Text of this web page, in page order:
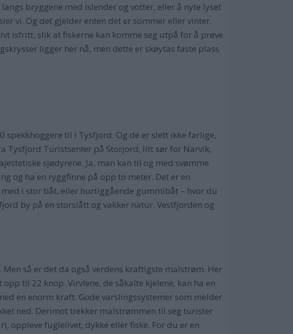
bryggene med islender og votter, eller å nyte lyset
vi. Og det gjelder enten det er sommer eller vinter.
isfritt, slik at fiskerne kan komme seg utpå for å prøve
ligger her nå, men dette er skøytas faste plass
spekkhoggere til i Tysfjord. Og de er slett ikke farlige,
Tysfjord Turistsenter på Storjord, litt sør for Narvik,
sjødyrene. Ja, man kan til og med svømme
og ha en ryggfinne på opp to meter. Det er en
i stor båt, eller hurtiggående gummibåt – hvor du
by på en storslått og vakker natur. Vestfjorden og
så er det da også verdens kraftigste malstrøm. Her
til 22 knop. Virvlene, de såkalte kjelene, kan ha en
en enorm kraft. Gode varslingssystemer som melder
ned. Derimot trekker malstrømmen til seg turister
oppleve fuglelivet, dykke eller fiske. For du er en